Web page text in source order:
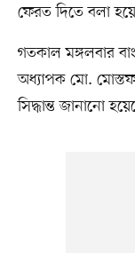
ফেরত দিতে বলা
গতকাল মঙ্গলবার
অধ্যাপক মো.
সিদ্ধান্ত জানানো